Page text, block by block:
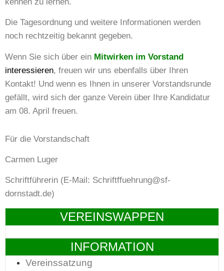
Die Tagesordnung und weitere Informationen werden
noch rechtzeitig bekannt gegeben.
Wenn Sie sich über ein Mitwirken im Vorstand
interessieren, freuen wir uns ebenfalls über Ihren
Kontakt! Und wenn es Ihnen in unserer Vorstandsrunde
gefällt, wird sich der ganze Verein über Ihre Kandidatur
am 08. April freuen.
Für die Vorstandschaft
Carmen Luger
Schriftführerin (E-Mail: Schriftffuehrung@sf-
dornstadt.de)
VEREINSWAPPEN
INFORMATION
Vereinssatzung